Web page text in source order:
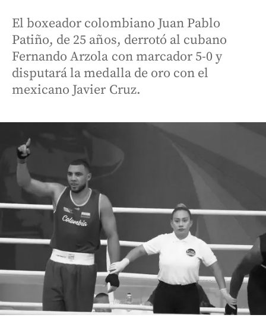
El boxeador colombiano Juan Pablo
Patiño, de 25 años, derrotó al cubano
Fernando Arzola con marcador 5-0 y
disputará la medalla de oro con el
mexicano Javier Cruz.